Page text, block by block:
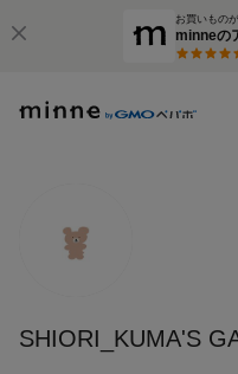
お買いもの
minneの
SHIORI_KUMA'S